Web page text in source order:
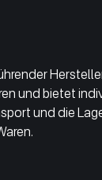
und bietet
und die